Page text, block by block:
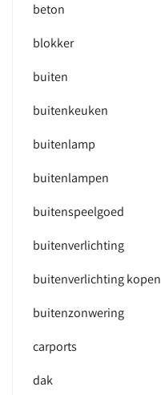
beton
blokker
buiten
buitenkeuken
buitenlamp
buitenlampen
buitenspeelgoed
buitenverlichting
buitenverlichting kopen
buitenzonwering
carports
dak